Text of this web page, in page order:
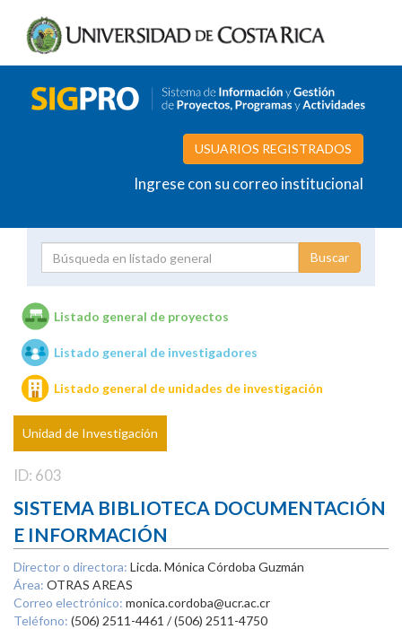
USUARIOS REGISTRADOS
Ingrese con su correo institucional
Unidades de investigación
Listado general de proyectos
Listado general de investigadores
Listado general de unidades de investigación
Unidad de Investigación
ID: 603
SISTEMA BIBLIOTECA DOCUMENTACIÓN
E INFORMACIÓN
Director o directora: Licda. Mónica Córdoba Guzmán
Área: OTRAS AREAS
Correo electrónico: monica.cordoba@ucr.ac.cr
Teléfono: (506) 2511-4461 / (506) 2511-4750